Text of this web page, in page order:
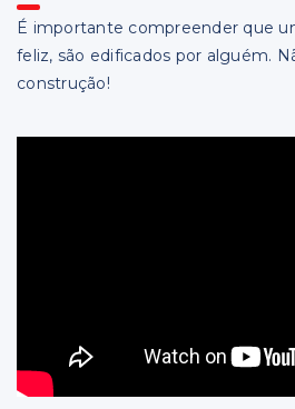
É importante compreender que
feliz, são edificados por alguém.
construção!